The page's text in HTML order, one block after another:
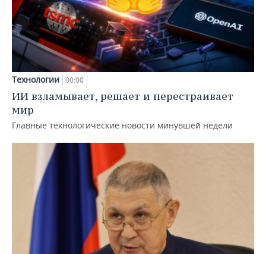
Технологии 00:00
ИИ взламывает, решает и перестраивает
мир
Главные технологические новости минувшей недели